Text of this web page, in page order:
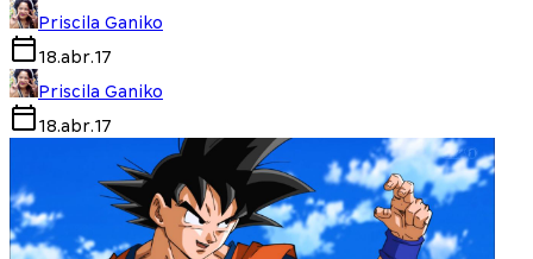
Priscila Ganiko
18.abr.17
Priscila Ganiko
18.abr.17